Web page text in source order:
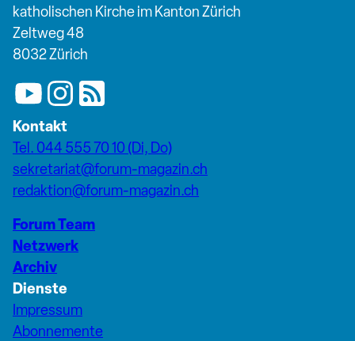
katholischen Kirche im Kanton Zürich
Zeltweg 48
8032 Zürich
Kontakt
Tel. 044 555 70 10 (Di, Do)
sekretariat@forum-magazin.ch
redaktion@forum-magazin.ch
Forum Team
Netzwerk
Archiv
Dienste
Impressum
Abonnemente